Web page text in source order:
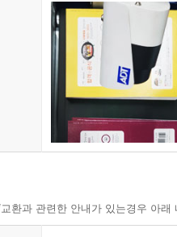
환과 관련한 안내가 있는경우 아